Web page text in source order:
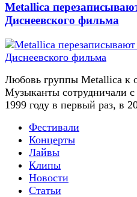
Metallica
Диснеевского фильма
Любовь группы Metallica к
Музыканты сотрудничали
1999 году в первый раз, в
Фестивали
Концерты
Лайвы
Клипы
Новости
Статьи